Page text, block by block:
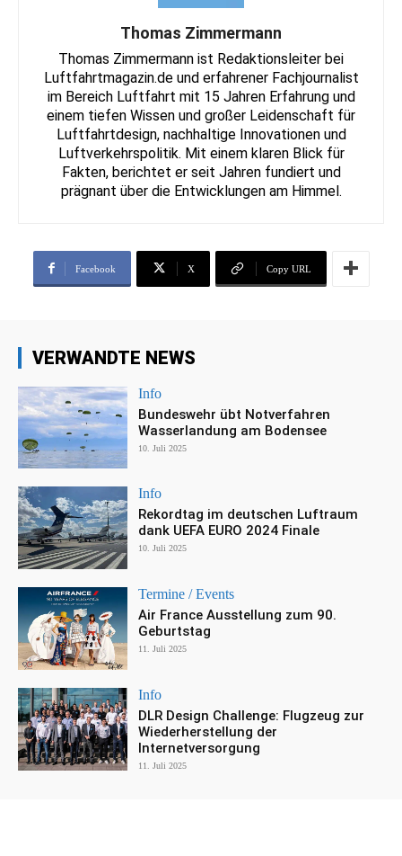
Thomas Zimmermann
Thomas Zimmermann ist Redaktionsleiter bei
Luftfahrtmagazin.de und erfahrener Fachjournalist
im Bereich Luftfahrt mit 15 Jahren Erfahrung und
einem tiefen Wissen und großer Leidenschaft für
Luftfahrtdesign, nachhaltige Innovationen und
Luftverkehrspolitik. Mit einem klaren Blick für
Fakten, berichtet er seit Jahren fundiert und
prägnant über die Entwicklungen am Himmel.
Facebook X Copy URL
VERWANDTE NEWS
Info
Bundeswehr übt Notverfahren
Wasserlandung am Bodensee
10. Juli 2025
Info
Rekordtag im deutschen Luftraum
dank UEFA EURO 2024 Finale
10. Juli 2025
Termine / Events
Air France Ausstellung zum 90.
Geburtstag
11. Juli 2025
Info
DLR Design Challenge: Flugzeug zur
Wiederherstellung der
Internetversorgung
11. Juli 2025